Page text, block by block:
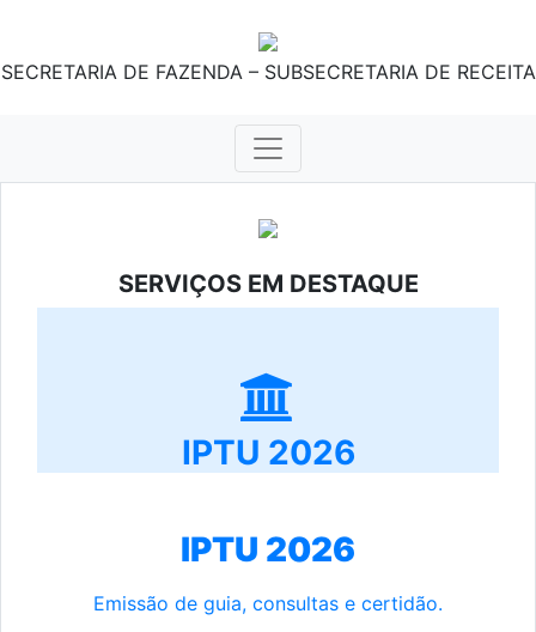
SECRETARIA DE FAZENDA – SUBSECRETARIA DE RECEITA
SERVIÇOS EM DESTAQUE
IPTU 2026
IPTU 2026
Emissão de guia, consultas e certidão.